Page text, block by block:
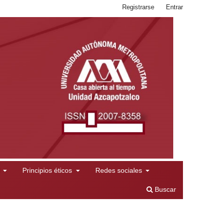
Principios éticos Redes sociales
Buscar
Registrarse Entrar